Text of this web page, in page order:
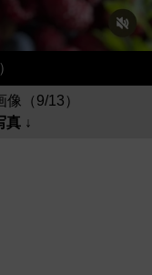
（9/13）
真 ↓